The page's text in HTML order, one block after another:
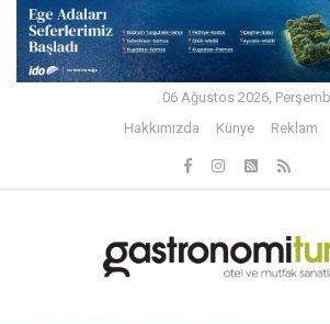
06 Ağustos 2026,
Hakkımızda
Künye Reklam